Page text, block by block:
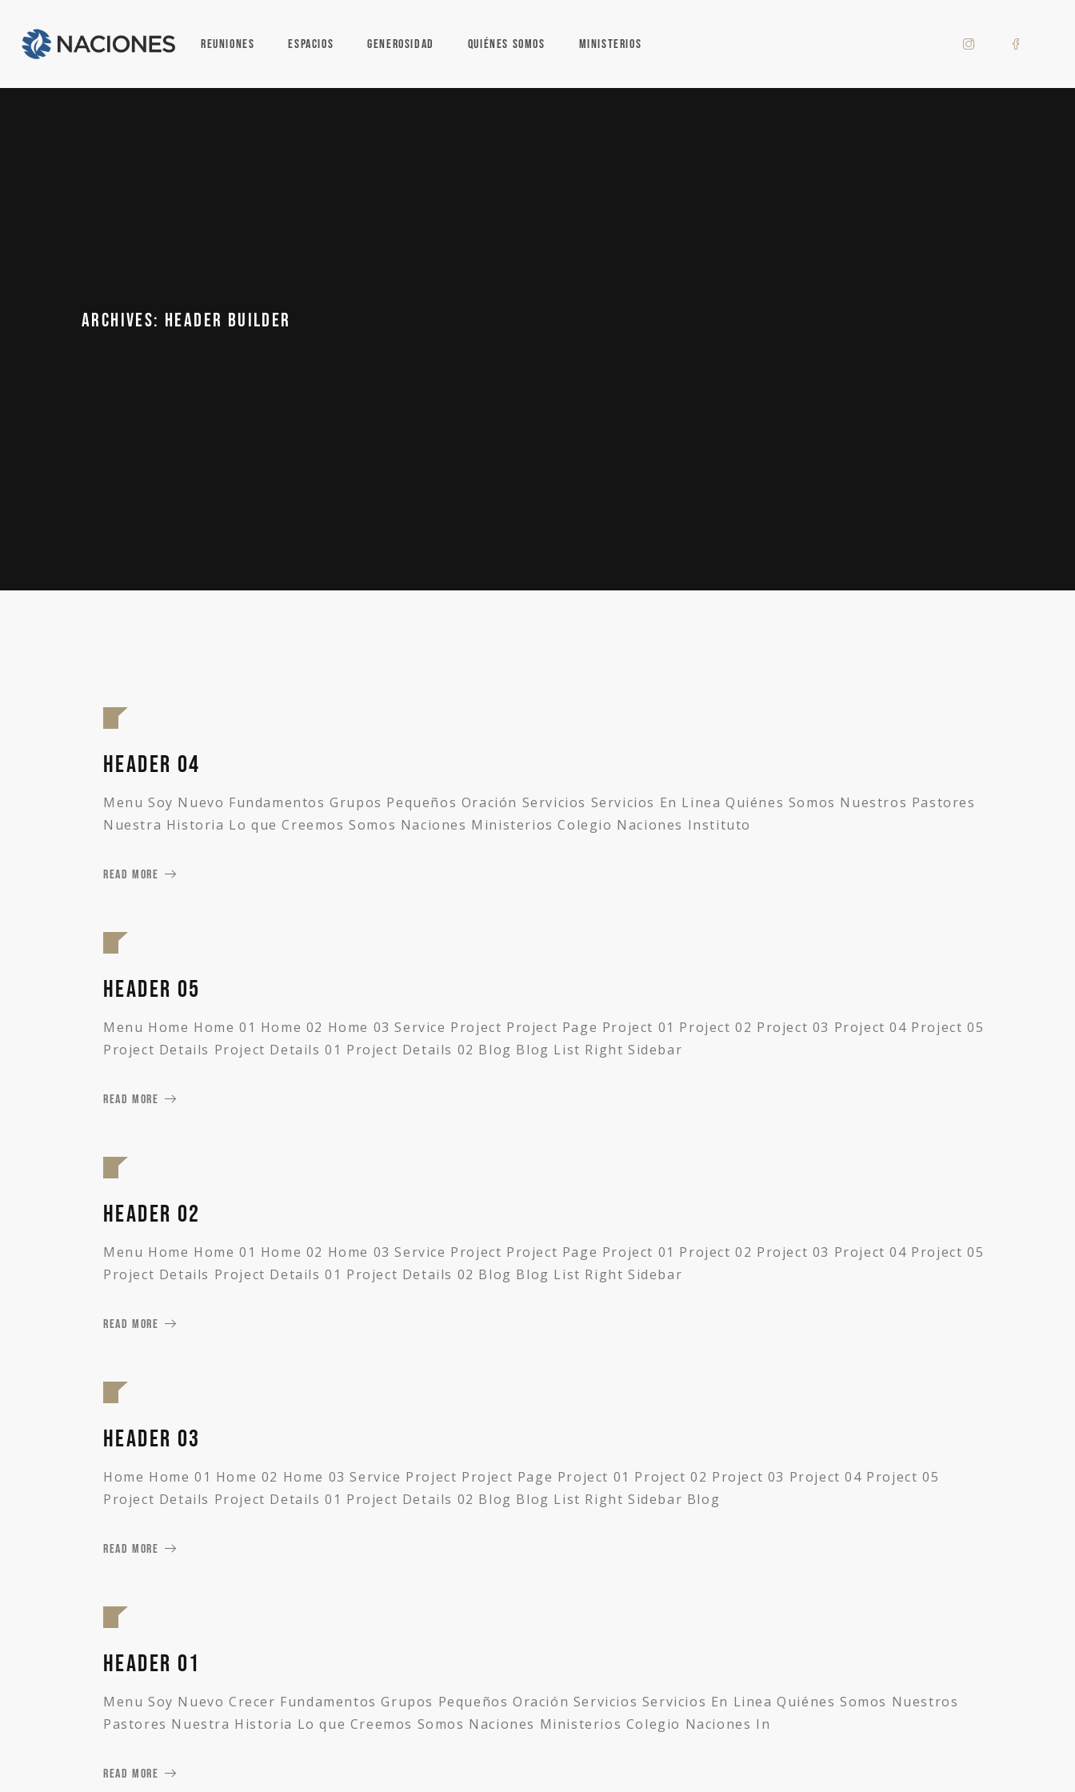
REUNIONES ESPACIOS GENEROSIDAD QUIÉNES SOMOS MINISTERIOS
Archives: Header Builder
Header 04
Menu Soy Nuevo Fundamentos Grupos Pequeños Oración Servicios Servicios En Linea Quiénes Somos Nuestros Pastores
Nuestra Historia Lo que Creemos Somos Naciones Ministerios Colegio Naciones Instituto
READ MORE
Header 05
Menu Home Home 01 Home 02 Home 03 Service Project Project Page Project 01 Project 02 Project 03 Project 04 Project 05
Project Details Project Details 01 Project Details 02 Blog Blog List Right Sidebar
READ MORE
Header 02
Menu Home Home 01 Home 02 Home 03 Service Project Project Page Project 01 Project 02 Project 03 Project 04 Project 05
Project Details Project Details 01 Project Details 02 Blog Blog List Right Sidebar
READ MORE
Header 03
Home Home 01 Home 02 Home 03 Service Project Project Page Project 01 Project 02 Project 03 Project 04 Project 05
Project Details Project Details 01 Project Details 02 Blog Blog List Right Sidebar Blog
READ MORE
Header 01
Menu Soy Nuevo Crecer Fundamentos Grupos Pequeños Oración Servicios Servicios En Linea Quiénes Somos Nuestros
Pastores Nuestra Historia Lo que Creemos Somos Naciones Ministerios Colegio Naciones In
READ MORE